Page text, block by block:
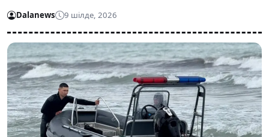
Dalanews 9 шілде, 2026